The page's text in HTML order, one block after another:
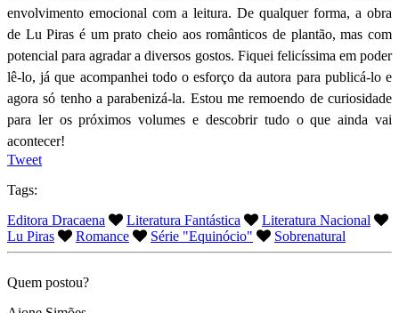
envolvimento emocional com a leitura. De qualquer forma, a obra
de Lu Piras é um prato cheio aos românticos de plantão, mas com
potencial para agradar a diversos gostos. Fiquei felicíssima em poder
lê-lo, já que acompanhei todo o esforço da autora para publicá-lo e
agora só tenho a parabenizá-la. Estou me remoendo de curiosidade
para ler os próximos volumes e descobrir tudo o que ainda vai
acontecer!
Tweet
Tags:
Editora Dracaena
Literatura Fantástica
Literatura Nacional
Lu Piras
Romance Série "Equinócio" Sobrenatural
Quem postou?